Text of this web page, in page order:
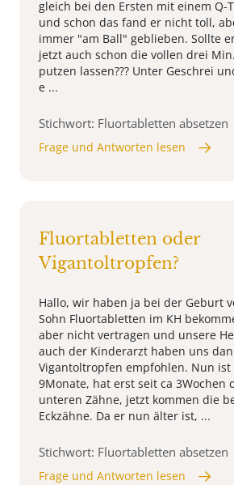
gleich bei den Ersten mit einem Q-
und schon das fand er nicht toll,
immer "am Ball" geblieben. Sollte
jetzt auch schon die vollen drei
putzen lassen??? Unter Geschrei
e ...
Stichwort: Fluortabletten absetzen
Frage und Antworten lesen
Fluortabletten oder
Vigantoltropfen?
Hallo, wir haben ja bei der Geburt
Sohn Fluortabletten im KH
aber nicht vertragen und unsere
auch der Kinderarzt haben uns
Vigantoltropfen empfohlen. Nun ist
9Monate, hat erst seit ca 3Wochen
unteren Zähne, jetzt kommen die
Eckzähne. Da er nun älter ist, ...
Stichwort: Fluortabletten absetzen
Frage und Antworten lesen